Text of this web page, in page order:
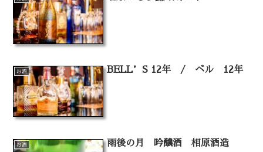
お酒 BELL’S 12年 / ベル 12年
お酒 雨後の月 吟醸酒 相原酒造